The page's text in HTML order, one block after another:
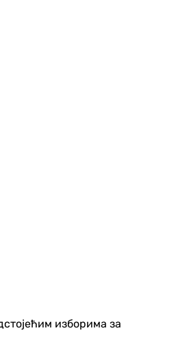
изборима за